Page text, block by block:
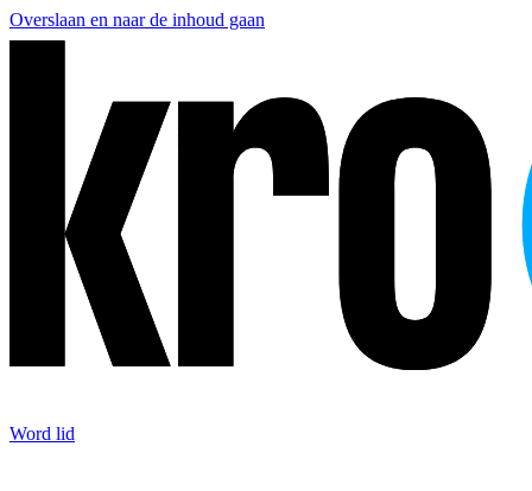
Overslaan en naar de inhoud gaan
Word lid